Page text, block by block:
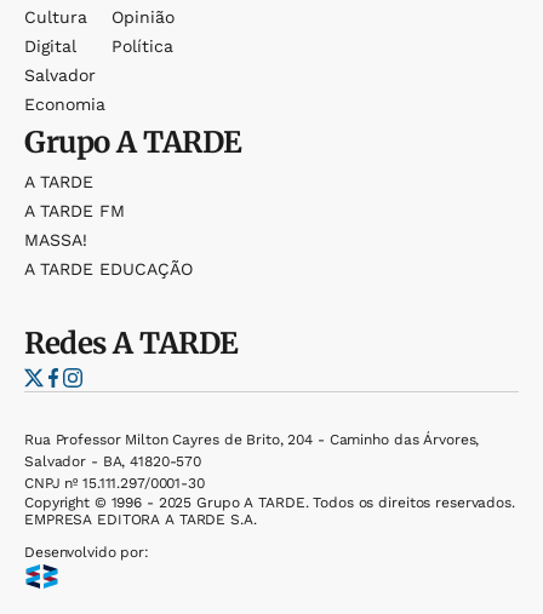
Cultura
Digital
Salvador
Economia
Opinião
Política
GrupoA TARDE
A TARDE
A TARDE FM
MASSA!
A TARDE EDUCAÇÃO
RedesA TARDE
Rua Professor Milton Cayres de Brito, 204 - Caminho das Árvores,
Salvador - BA, 41820-570
CNPJ nº 15.111.297/0001-30
Copyright © 1996 - 2025 Grupo A TARDE. Todos os direitos reservados.
EMPRESA EDITORA A TARDE S.A.
Desenvolvido por: